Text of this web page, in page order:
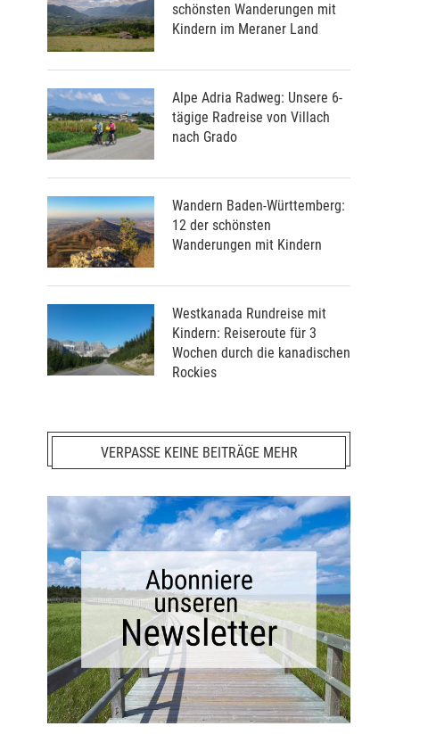
schönsten Wanderungen mit
Kindern im Meraner Land
Alpe Adria Radweg: Unsere 6-
tägige Radreise von Villach
nach Grado
Wandern Baden-Württemberg:
12 der schönsten
Wanderungen mit Kindern
Westkanada Rundreise mit
Kindern: Reiseroute für 3
Wochen durch die kanadischen
Rockies
VERPASSE KEINE BEITRÄGE MEHR